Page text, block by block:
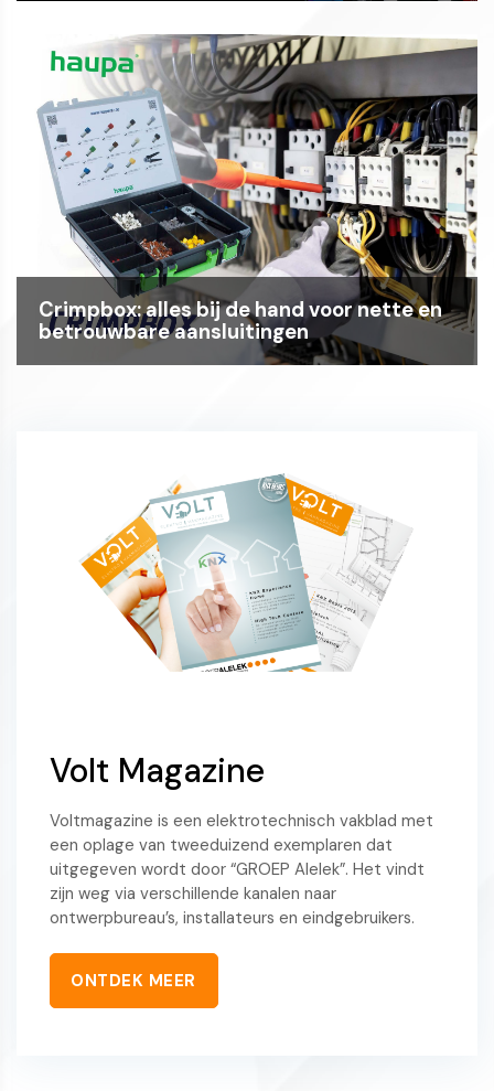
Crimpbox: alles bij de hand voor nette en
betrouwbare aansluitingen
Volt Magazine
Voltmagazine is een elektrotechnisch vakblad met
een oplage van tweeduizend exemplaren dat
uitgegeven wordt door “GROEP Alelek”. Het vindt
zijn weg via verschillende kanalen naar
ontwerpbureau’s, installateurs en eindgebruikers.
ONTDEK MEER